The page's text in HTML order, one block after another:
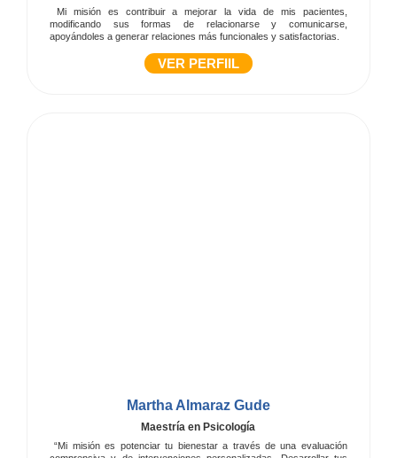
Mi misión es contribuir a mejorar la vida de mis pacientes,
modificando sus formas de relacionarse y comunicarse,
apoyándoles a generar relaciones más funcionales y satisfactorias.
VER PERFIIL
Martha Almaraz Gude
Maestría en Psicología
“Mi misión es potenciar tu bienestar a través de una evaluación